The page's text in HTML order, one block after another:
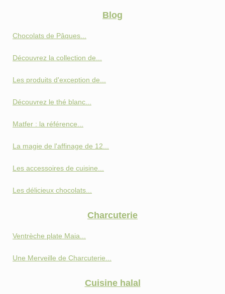
Blog
Chocolats de Pâques...
Découvrez la collection de...
Les produits d'exception de...
Découvrez le thé blanc...
Matfer : la référence...
La magie de l'affinage de 12...
Les accessoires de cuisine...
Les délicieux chocolats...
Charcuterie
Ventrèche plate Maia...
Une Merveille de Charcuterie...
Cuisine halal